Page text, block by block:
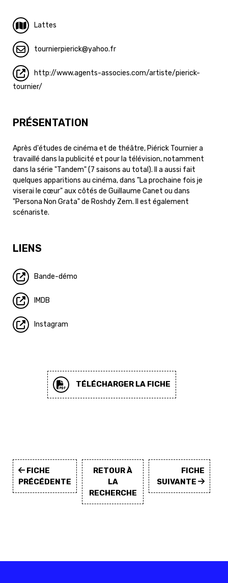
Lattes
tournierpierick yahoo.fr
http://www.agents-associes.com/artiste/pierick-
tournier/
PRÉSENTATION
Après d'études de cinéma et de théâtre, Piérick Tournier a
travaillé dans la publicité et pour la télévision, notamment
dans la série "Tandem" (7 saisons au total). Il a aussi fait
quelques apparitions au cinéma, dans "La prochaine fois je
viserai le cœur" aux côtés de Guillaume Canet ou dans
"Persona Non Grata" de Roshdy Zem. Il est également
scénariste.
LIENS
Bande-démo
IMDB
Instagram
TÉLÉCHARGER LA FICHE
FICHE
PRÉCÉDENTE
RETOUR À
LA
RECHERCHE
FICHE
SUIVANTE